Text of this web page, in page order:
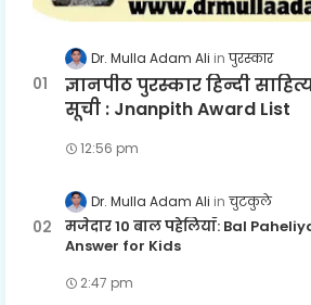
Dr. Mulla Adam Ali पुरस्कार
ज्ञानपीठ पुरस्कार हिन्दी
सूची : Jnanpith Award List
12:56 pm
Dr. Mulla Adam Ali चुटकुले
मजेदार 10 बाल पहेलियाँ: Bal
Answer for Kids
2:47 pm